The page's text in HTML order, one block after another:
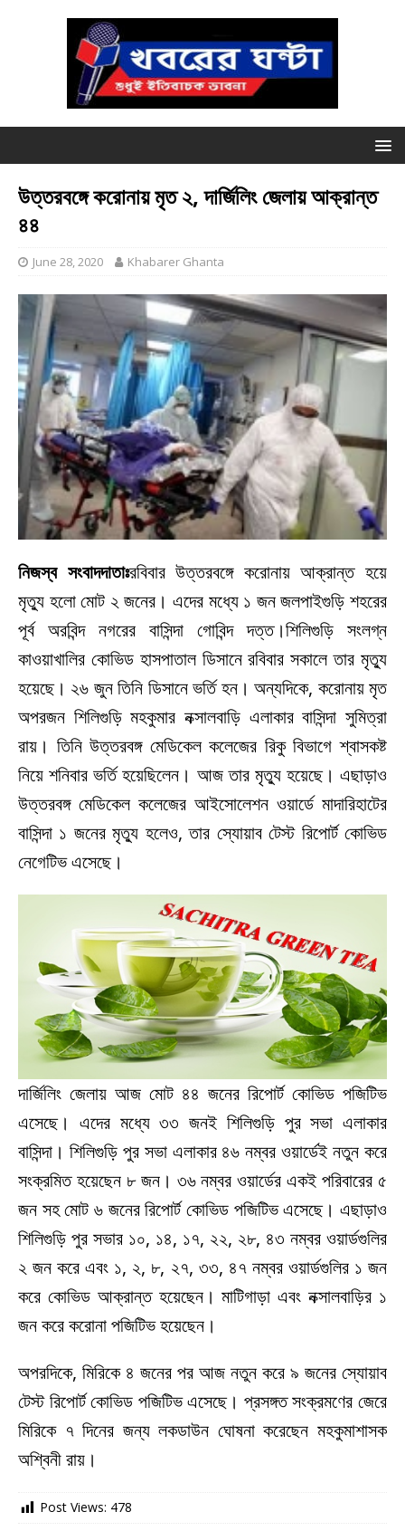
উত্তরবঙ্গে করোনায় মৃত ২, দার্জিলিং জেলায় আক্রান্ত
৪৪
June 28, 2020 Khabarer Ghanta
নিজস্ব সংবাদদাতাঃরবিবার উত্তরবঙ্গে করোনায় আক্রান্ত হয়ে
মৃত্যু হলো মোট ২ জনের। এদের মধ্যে ১ জন জলপাইগুড়ি শহরের
পূর্ব অরবিন্দ নগরের বাসিন্দা গোবিন্দ দত্ত।শিলিগুড়ি সংলগ্ন
কাওয়াখালির কোভিড হাসপাতাল ডিসানে রবিবার সকালে তার মৃত্যু
হয়েছে। ২৬ জুন তিনি ডিসানে ভর্তি হন। অন্যদিকে, করোনায় মৃত
অপরজন শিলিগুড়ি মহকুমার নক্সালবাড়ি এলাকার বাসিন্দা সুমিত্রা
রায়। তিনি উত্তরবঙ্গ মেডিকেল কলেজের রিকু বিভাগে শ্বাসকষ্ট
নিয়ে শনিবার ভর্তি হয়েছিলেন। আজ তার মৃত্যু হয়েছে। এছাড়াও
উত্তরবঙ্গ মেডিকেল কলেজের আইসোলেশন ওয়ার্ডে মাদারিহাটের
বাসিন্দা ১ জনের মৃত্যু হলেও, তার স্যোয়াব টেস্ট রিপোর্ট কোভিড
নেগেটিভ এসেছে।
দার্জিলিং জেলায় আজ মোট ৪৪ জনের রিপোর্ট কোভিড পজিটিভ
এসেছে। এদের মধ্যে ৩৩ জনই শিলিগুড়ি পুর সভা এলাকার
বাসিন্দা। শিলিগুড়ি পুর সভা এলাকার ৪৬ নম্বর ওয়ার্ডেই নতুন করে
সংক্রমিত হয়েছেন ৮ জন। ৩৬ নম্বর ওয়ার্ডের একই পরিবারের ৫
জন সহ মোট ৬ জনের রিপোর্ট কোভিড পজিটিভ এসেছে। এছাড়াও
শিলিগুড়ি পুর সভার ১০, ১৪, ১৭, ২২, ২৮, ৪৩ নম্বর ওয়ার্ডগুলির
২ জন করে এবং ১, ২, ৮, ২৭, ৩৩, ৪৭ নম্বর ওয়ার্ডগুলির ১ জন
করে কোভিড আক্রান্ত হয়েছেন। মাটিগাড়া এবং নক্সালবাড়ির ১
জন করে করোনা পজিটিভ হয়েছেন।
অপরদিকে, মিরিকে ৪ জনের পর আজ নতুন করে ৯ জনের স্যোয়াব
টেস্ট রিপোর্ট কোভিড পজিটিভ এসেছে। প্রসঙ্গত সংক্রমণের জেরে
মিরিকে ৭ দিনের জন্য লকডাউন ঘোষনা করেছেন মহকুমাশাসক
অশ্বিনী রায়।
Post Views: 478